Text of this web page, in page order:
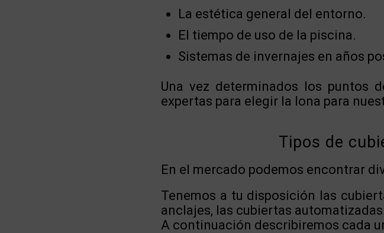
La estética general del entorno.
El tiempo de uso de la piscina.
Sistemas de invernajes en años
Una vez determinados los puntos
expertas para elegir la lona para
Tipos de
En el mercado podemos encontrar
Tenemos a tu disposición las
anclajes, las cubiertas
A continuación describiremos cada